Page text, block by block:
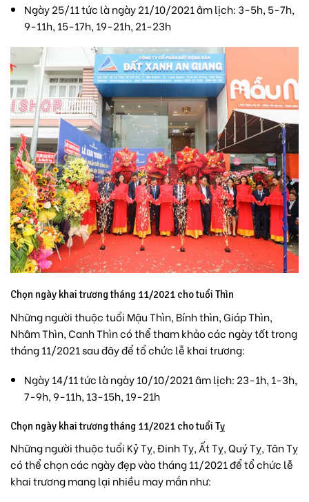
Ngày 25/11 tức là ngày 21/10/2021 âm lịch: 3-5h, 5-7h,
9-11h, 15-17h, 19-21h, 21-23h
Chọn ngày khai trương tháng 11/2021 cho tuổi Thìn
Những người thuộc tuổi Mậu Thìn, Bính thìn, Giáp Thìn,
Nhâm Thìn, Canh Thìn có thể tham khảo các ngày tốt trong
tháng 11/2021 sau đây để tổ chức lễ khai trương:
Ngày 14/11 tức là ngày 10/10/2021 âm lịch: 23-1h, 1-3h,
7-9h, 9-11h, 13-15h, 19-21h
Chọn ngày khai trương tháng 11/2021 cho tuổi Tỵ
Những người thuộc tuổi Kỷ Tỵ, Đinh Tỵ, Ất Tỵ, Quý Tỵ, Tân Tỵ
có thể chọn các ngày đẹp vào tháng 11/2021 để tổ chức lễ
khai trương mang lại nhiều may mắn như: